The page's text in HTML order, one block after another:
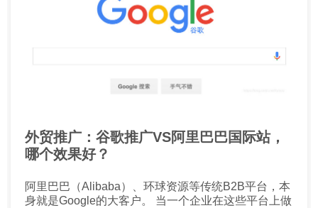
外贸推广：谷歌推广VS阿里巴巴国际站，
哪个效果好？
阿里巴巴（Alibaba）、环球资源等传统B2B平台，本
身就是Google的大客户。 当一个企业在这些平台上做